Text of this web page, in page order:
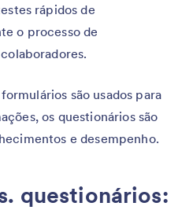
rápidos de
o processo de
são usados para
os questionários são
e desempenho.
questionários: